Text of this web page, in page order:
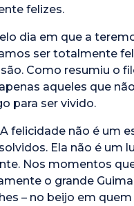
felizes.
dia em que a
ser totalmente
Como resumiu o
aqueles que
para ser vivido.
A felicidade não é um
Ela não é um
Nos momentos
o grande
– no beijo em